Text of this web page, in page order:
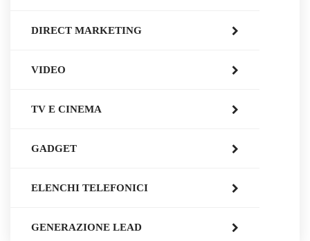
DIRECT MARKETING
VIDEO
TV E CINEMA
GADGET
ELENCHI TELEFONICI
GENERAZIONE LEAD